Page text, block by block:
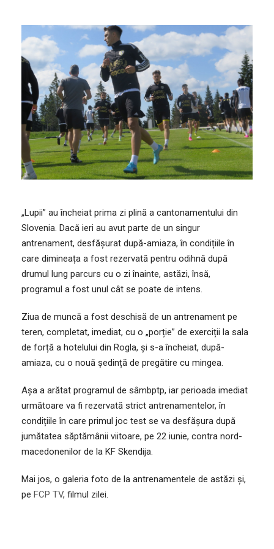
„Lupii” au încheiat prima zi plină a cantonamentului din
Slovenia. Dacă ieri au avut parte de un singur
antrenament, desfășurat după-amiaza, în condițiile în
care dimineața a fost rezervată pentru odihnă după
drumul lung parcurs cu o zi înainte, astăzi, însă,
programul a fost unul cât se poate de intens.
Ziua de muncă a fost deschisă de un antrenament pe
teren, completat, imediat, cu o „porție” de exerciții la sala
de forță a hotelului din Rogla, și s-a încheiat, după-
amiaza, cu o nouă ședință de pregătire cu mingea.
Așa a arătat programul de sâmbptp, iar perioada imediat
următoare va fi rezervată strict antrenamentelor, în
condițiile în care primul joc test se va desfășura după
jumătatea săptămânii viitoare, pe 22 iunie, contra nord-
macedonenilor de la KF Skendija.
Mai jos, o galeria foto de la antrenamentele de astăzi și,
pe FCP TV, filmul zilei.